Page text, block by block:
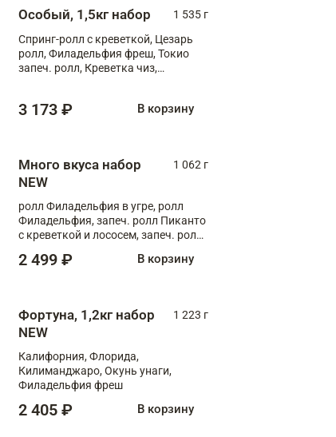
Особый, 1,5кг набор
1 535 г
Спринг-ролл с креветкой, Цезарь
ролл, Филадельфия фреш, Токио
запеч. ролл, Креветка чиз,
3 173 ₽ В корзину
Много вкуса набор
NEW
1 062 г
ролл Филадельфия в угре, ролл
Филадельфия, запеч. ролл Пиканто
с креветкой и лососем, запеч. ролл
2 499 ₽ В корзину
Фортуна, 1,2кг набор
NEW
1 223 г
Калифорния, Флорида,
Килиманджаро, Окунь унаги,
Филадельфия фреш
2 405 ₽ В корзину